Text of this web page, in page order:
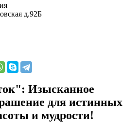
д.92Б
Изысканное
для истинных
и мудрости!